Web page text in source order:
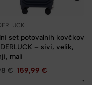
set potovalnih kovčkov
– sivi, velik,
mali
€ 159,99 €